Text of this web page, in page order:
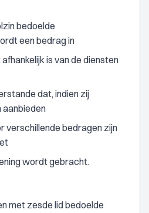
bedoelde
een bedrag in
is van de diensten
dat, indien zij
aanbieden
verschillende bedragen zijn
wordt gebracht.
met zesde lid bedoelde